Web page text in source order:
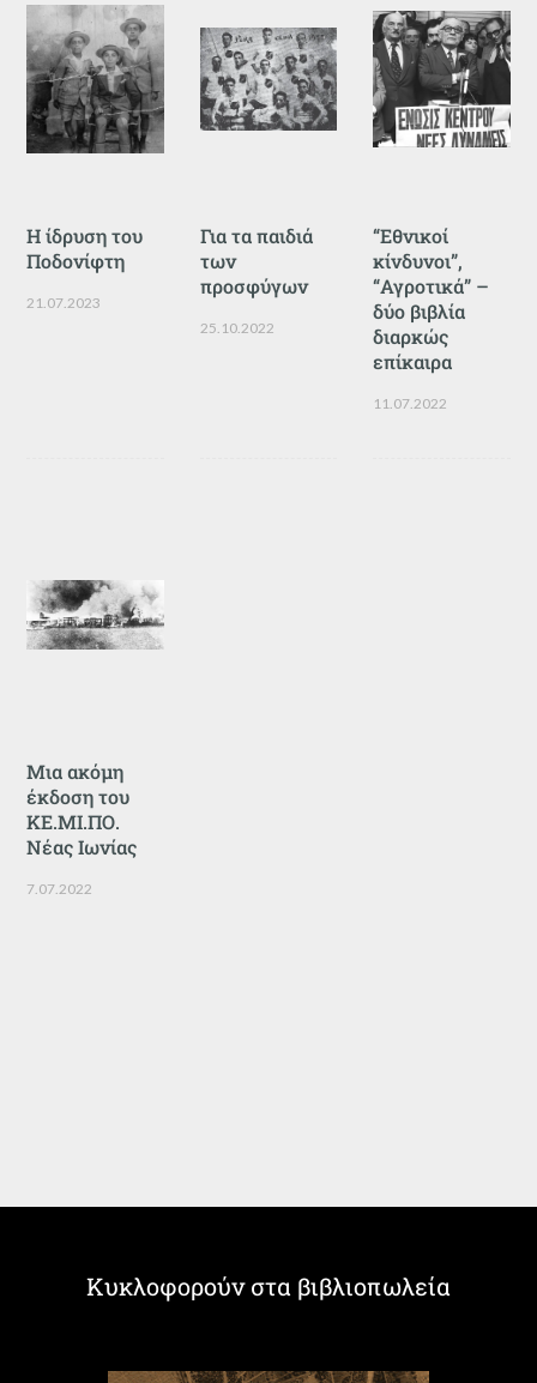
Η ίδρυση του
Ποδονίφτη
21.07.2023
Για τα παιδιά
των
προσφύγων
25.10.2022
“Εθνικοί
κίνδυνοι”,
“Αγροτικά” –
δύο βιβλία
διαρκώς
επίκαιρα
11.07.2022
Μια ακόμη
έκδοση του
ΚΕ.ΜΙ.ΠΟ.
Νέας Ιωνίας
7.07.2022
Κυκλοφορούν στα βιβλιοπωλεία